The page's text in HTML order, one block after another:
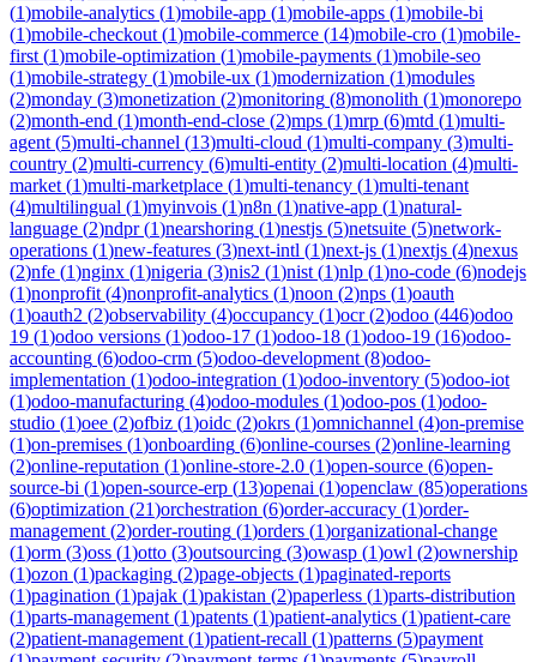
(1)mobile-analytics (1)mobile-app (1)mobile-apps (1)mobile-bi
(1)mobile-checkout (1)mobile-commerce (14)mobile-cro (1)mobile-
first (1)mobile-optimization (1)mobile-payments (1)mobile-seo
(1)mobile-strategy (1)mobile-ux (1)modernization (1)modules
(2)monday (3)monetization (2)monitoring (8)monolith (1)monorepo
(2)month-end (1)month-end-close (2)mps (1)mrp (6)mtd (1)multi-
agent (5)multi-channel (13)multi-cloud (1)multi-company (3)multi-
country (2)multi-currency (6)multi-entity (2)multi-location (4)multi-
market (1)multi-marketplace (1)multi-tenancy (1)multi-tenant
(4)multilingual (1)myinvois (1)n8n (1)native-app (1)natural-
language (2)ndpr(1)nearshoring (1)nestjs (5)netsuite (5)network-
operations (1)new-features (3)next-intl (1)next-js (1)nextjs (4)nexus
(2)nfe (1)nginx (1)nigeria (3)nis2 (1)nist (1)nlp (1)no-code (6)nodejs
(1)nonprofit (4)nonprofit-analytics (1)noon (2)nps (1)oauth
(1)oauth2 (2)observability (4)occupancy (1)ocr(2)odoo (446)odoo
19 (1)odoo versions (1)odoo-17 (1)odoo-18 (1)odoo-19 (16)odoo-
accounting (6)odoo-crm (5)odoo-development (8)odoo-
implementation (1)odoo-integration (1)odoo-inventory (5)odoo-iot
(1)odoo-manufacturing (4)odoo-modules (1)odoo-pos (1)odoo-
studio (1)oee (2)ofbiz (1)oidc (2)okrs (1)omnichannel (4)on-premise
(1)on-premises (1)onboarding (6)online-courses (2)online-learning
(2)online-reputation (1)online-store-2.0 (1)open-source (6)open-
source-bi (1)open-source-erp (13)openai (1)openclaw (85)operations
(6)optimization (21)orchestration (6)order-accuracy (1)order-
management (2)order-routing (1)orders (1)organizational-change
(1)orm (3)oss (1)otto (3)outsourcing (3)owasp (1)owl (2)ownership
(1)ozon (1)packaging (2)page-objects (1)paginated-reports
(1)pagination (1)pajak (1)pakistan (2)paperless (1)parts-distribution
(1)parts-management (1)patents (1)patient-analytics (1)patient-care
(2)patient-management (1)patient-recall (1)patterns (5)payment